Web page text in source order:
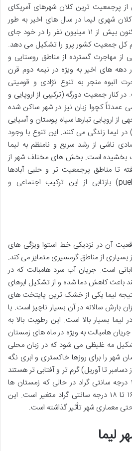
از پرجمعیت ترین کلان شهرهای آمریکای
شهری لیما در سال های اخیر به طور
چشمگیری افزایش یافته و اکنون بیش از ۱۱ میلیون نفر را در خود جای
کل جمعیت کشور پرو را تشکیل می دهد.
از مهاجرت گسترده از مناطق روستایی و
دهه های اخیر به ویژه در نیمه دوم قرن
انبوه منجر به تنوع نژادی و قومیتی
کنار جمعیت دورگه (ترکیبی از اروپایی و
عمدتاً کچوا زبان نیز در شهر ساکن شده
از اروپایی تبارها سیاه پوستان و آسیایی
در لیما زندگی می کنند. این تنوع با وجود
ناشی از رشد سریع و نامنظم به لیما
بخشیده است. بخش های مختلف شهر از
تا مناطق پرجمعیت تر و حلبی آبادها
(معروف به pueblos jóvenes) بازتابی از این ترکیب اجتماعی و
آن در نزدیکی خط استوا ویژگی های
بسیاری از مناطق گرمسیری متمایز می کند.
است. جریان آب سرد هامبالت که در
باعث کاهش دما شده و از تشکیل ابرهای
لیما یکی از خشک ترین پایتخت های
سالانه در آن بسیار ناچیز است. با
بسیار بالا است. این رطوبت بالا به
هامبالت به ویژه در ماه های زمستان
مه غلیظی می شود که در زبان محلی
شهر را برای روزها خاکستری و ابری نگه
تا آوریل) گرم تر و آفتابی تر هستند
با میانگین دما بین ۲۱ تا ۲۷ درجه سانتی گراد در حالی که زمستان ها
ملایم تر هستند و دما بین ۱۶ تا ۱۸ درجه سانتی گراد متغیر است. این
معماری شهر تأثیر گذاشته است.
لیما